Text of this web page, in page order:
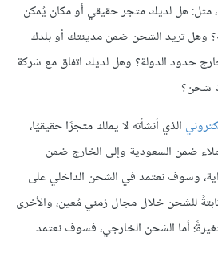
مثل: هل لديك متجر حقيقي أو مكان يُمكن
وهل تريد الشحن ضمن مدينتك أو بلدك
حدود الدولة؟ وهل لديك اتفاق مع شركة
شحن؟
الذي أنشأته لا يملك متجرًا حقيقيًا،
ضمن السعودية وإلى الخارج ضمن
وسوف نعتمد في الشحن الداخلي على
للشحن خلال مجال زمني مُعين، والأخرى
أما الشحن الخارجي، فسوف نعتمد